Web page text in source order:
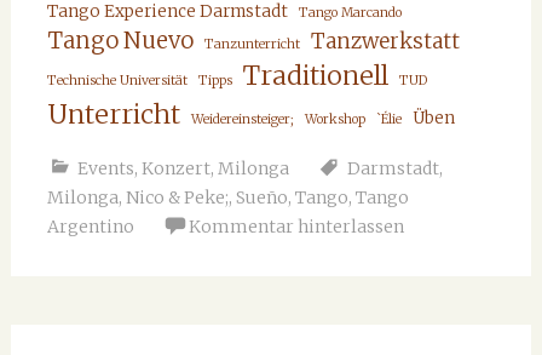
Tango Experience Darmstadt Tango Marcando
Tango Nuevo Tanzunterricht Tanzwerkstatt
Technische Universität Tipps Traditionell TUD
Unterricht Weidereinsteiger; Workshop `Élie Üben
Events, Konzert, Milonga Darmstadt,
Milonga, Nico & Peke;, Sueño, Tango, Tango
Argentino
Kommentar hinterlassen